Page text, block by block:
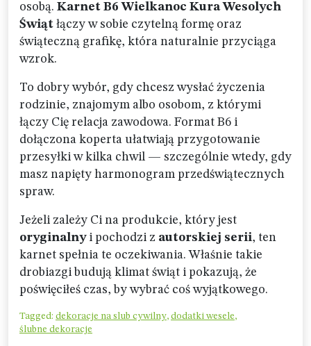
osobą. Karnet B6 Wielkanoc Kura Wesolych
Świąt łączy w sobie czytelną formę oraz
świąteczną grafikę, która naturalnie przyciąga
wzrok.
To dobry wybór, gdy chcesz wysłać życzenia
rodzinie, znajomym albo osobom, z którymi
łączy Cię relacja zawodowa. Format B6 i
dołączona koperta ułatwiają przygotowanie
przesyłki w kilka chwil — szczególnie wtedy, gdy
masz napięty harmonogram przedświątecznych
spraw.
Jeżeli zależy Ci na produkcie, który jest
oryginalnyi pochodzi z autorskiej serii, ten
karnet spełnia te oczekiwania. Właśnie takie
drobiazgi budują klimat świąt i pokazują, że
poświęciłeś czas, by wybrać coś wyjątkowego.
Tagged: dekoracje na slub cywilny, dodatki wesele,
ślubne dekoracje